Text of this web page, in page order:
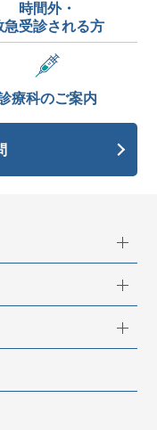
時間外・
急受診される方
療科のご案内